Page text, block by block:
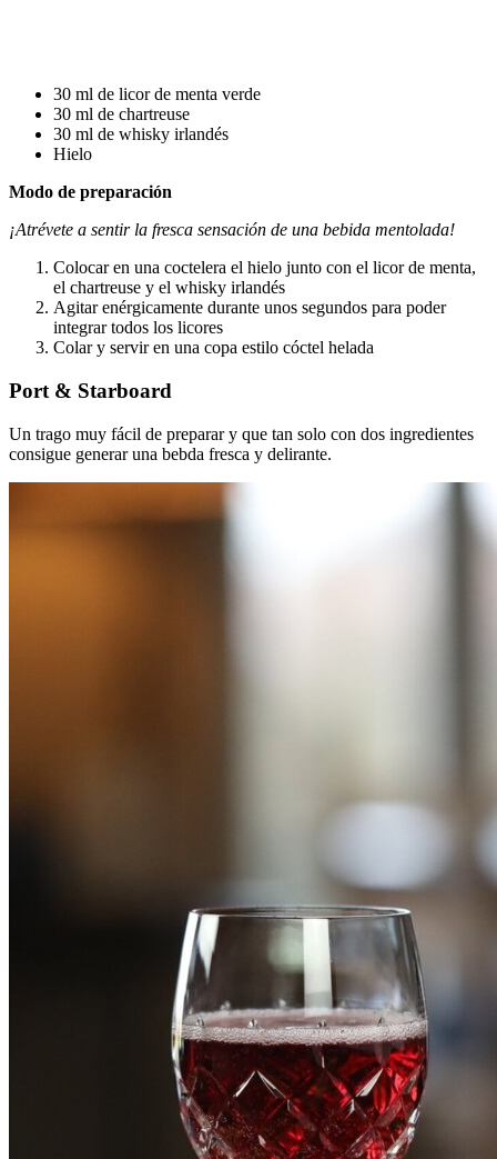
30 ml de licor de menta verde
30 ml de chartreuse
30 ml de whisky irlandés
Hielo
Modo de preparación
¡Atrévete a sentir la fresca sensación de una bebida mentolada!
Colocar en una coctelera el hielo junto con el licor de menta,
el chartreuse y el whisky irlandés
Agitar enérgicamente durante unos segundos para poder
integrar todos los licores
Colar y servir en una copa estilo cóctel helada
Port & Starboard
Un trago muy fácil de preparar y que tan solo con dos ingredientes
consigue generar una bebda fresca y delirante.